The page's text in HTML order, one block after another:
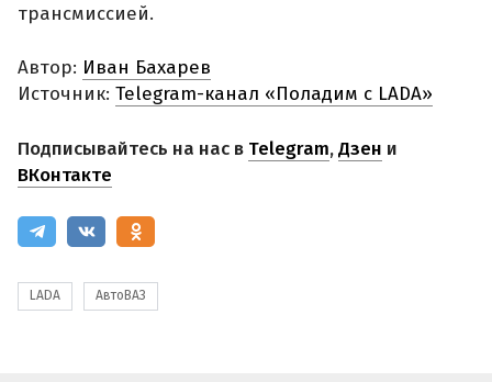
трансмиссией.
Автор: Иван Бахарев
Источник: Telegram-канал «Поладим с LADA»
Подписывайтесь на нас в Telegram,Дзен и
ВКонтакте
LADA АвтоВАЗ